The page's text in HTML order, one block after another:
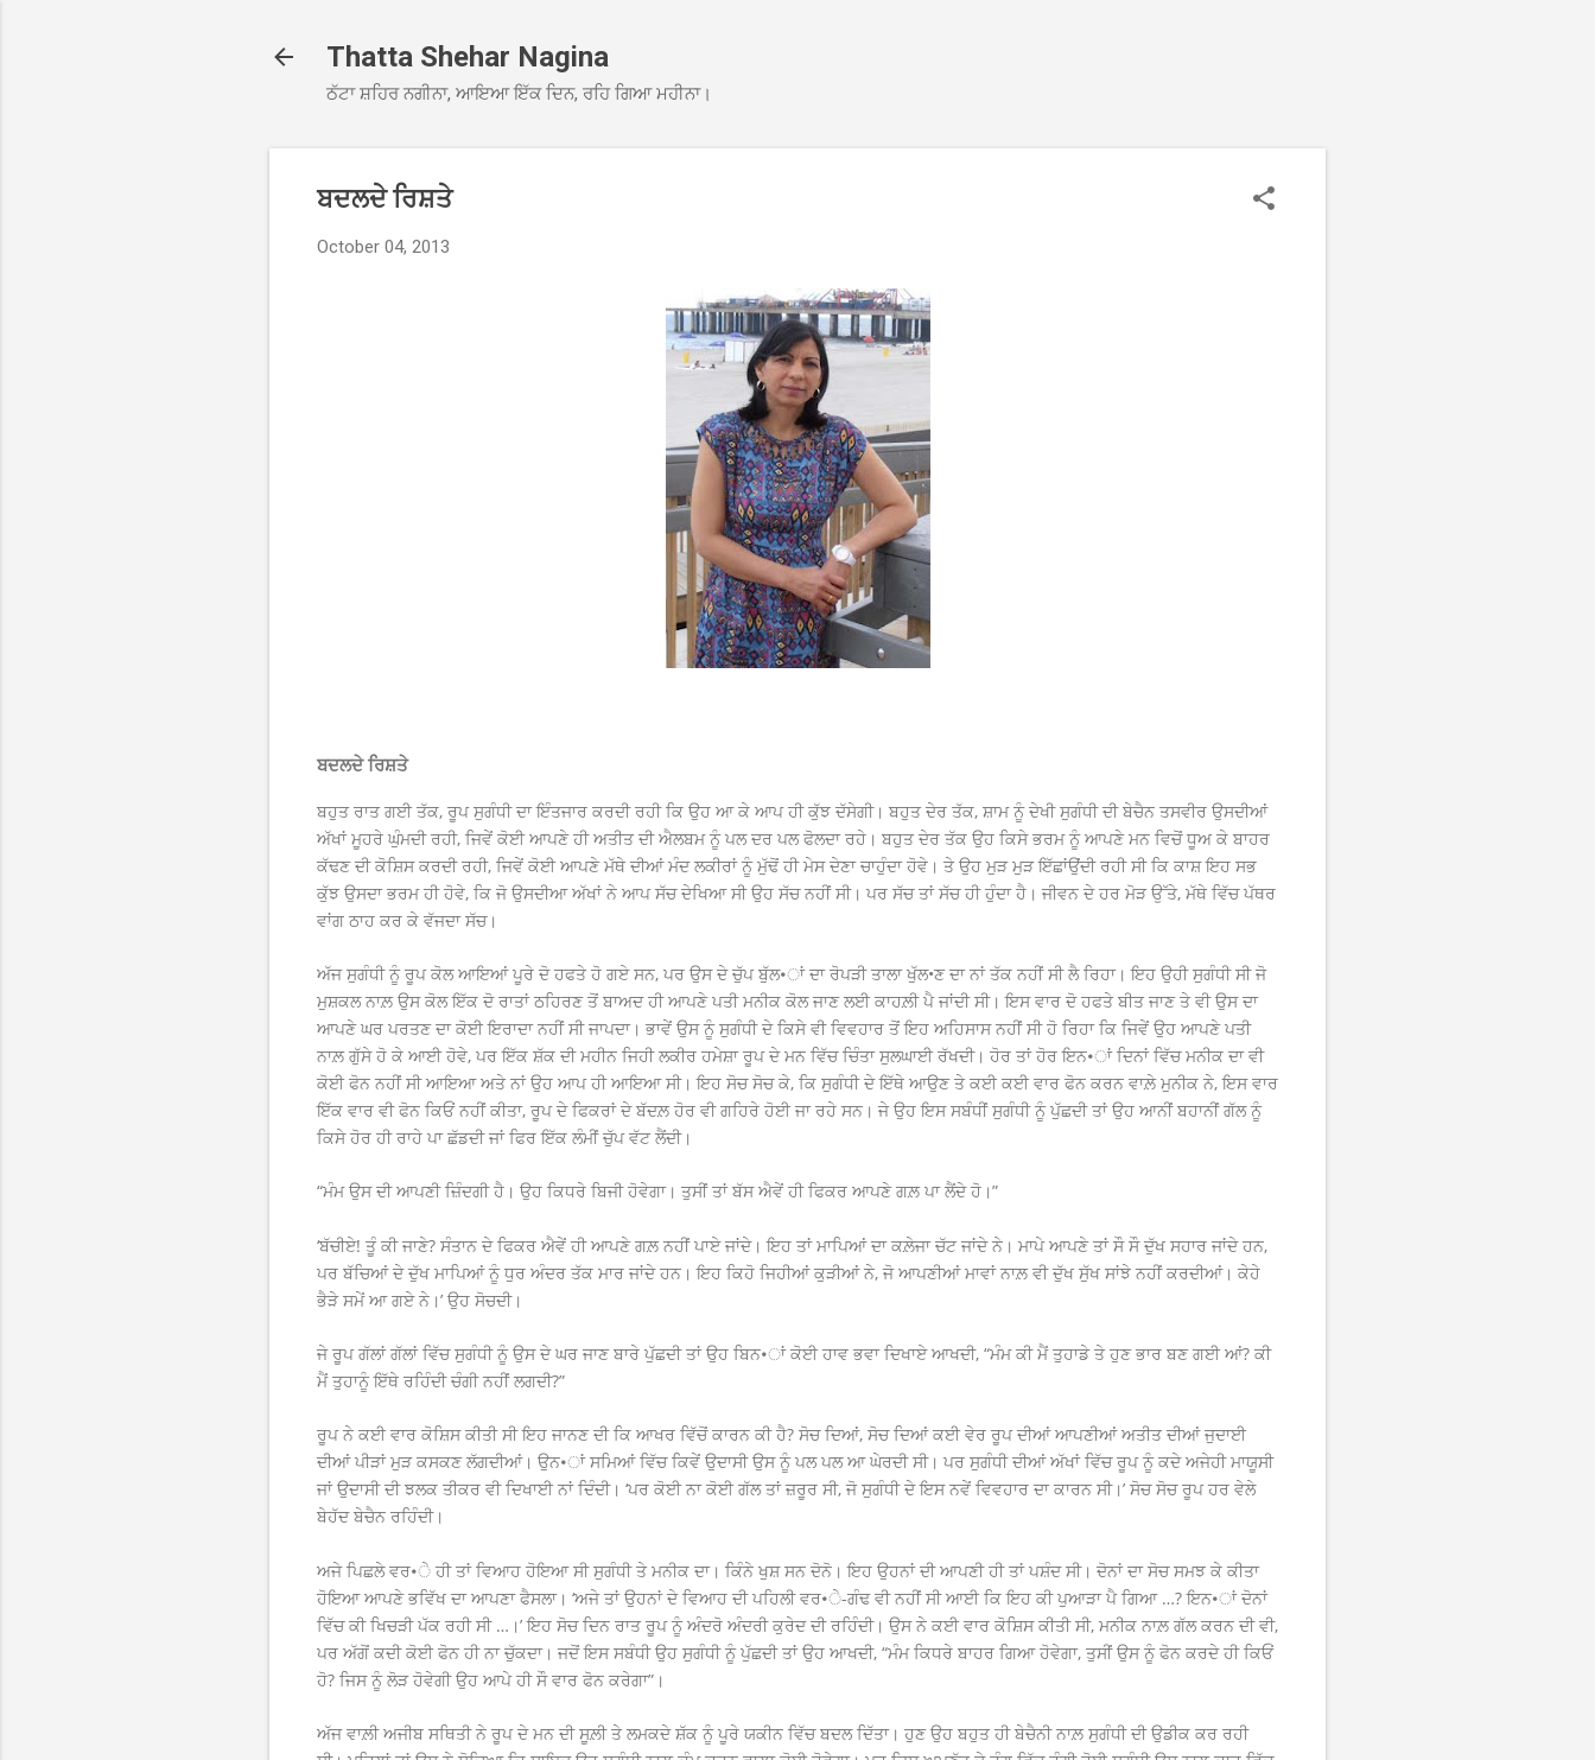
Thatta Shehar Nagina
ਠੱਟਾ ਸ਼ਹਿਰ ਨਗੀਨਾ, ਆਇਆ ਇੱਕ ਦਿਨ, ਰਹਿ ਗਿਆ ਮਹੀਨਾ।
ਬਦਲਦੇ ਰਿਸ਼ਤੇ
October 04, 2013
ਬਦਲਦੇ ਰਿਸ਼ਤੇ
ਬਹੁਤ ਰਾਤ ਗਈ ਤੱਕ, ਰੂਪ ਸੁਗੰਧੀ ਦਾ ਇੰਤਜਾਰ ਕਰਦੀ ਰਹੀ ਕਿ ਉਹ ਆ ਕੇ ਆਪ ਹੀ ਕੁੱਝ ਦੱਸੇਗੀ। ਬਹੁਤ ਦੇਰ ਤੱਕ, ਸ਼ਾਮ ਨੂੰ ਦੇਖੀ ਸੁਗੰਧੀ ਦੀ ਬੇਚੈਨ ਤਸਵੀਰ ਉਸਦੀਆਂ
ਅੱਖਾਂ ਮੂਹਰੇ ਘੁੰਮਦੀ ਰਹੀ, ਜਿਵੇਂ ਕੋਈ ਆਪਣੇ ਹੀ ਅਤੀਤ ਦੀ ਐਲਬਮ ਨੂੰ ਪਲ ਦਰ ਪਲ ਫੋਲਦਾ ਰਹੇ। ਬਹੁਤ ਦੇਰ ਤੱਕ ਉਹ ਕਿਸੇ ਭਰਮ ਨੂੰ ਆਪਣੇ ਮਨ ਵਿਚੋਂ ਧੂਅ ਕੇ ਬਾਹਰ
ਕੱਢਣ ਦੀ ਕੋਸ਼ਿਸ ਕਰਦੀ ਰਹੀ, ਜਿਵੇਂ ਕੋਈ ਆਪਣੇ ਮੱਥੇ ਦੀਆਂ ਮੰਦ ਲਕੀਰਾਂ ਨੂੰ ਮੁੱਢੋਂ ਹੀ ਮੇਸ ਦੇਣਾ ਚਾਹੁੰਦਾ ਹੋਵੇ। ਤੇ ਉਹ ਮੁੜ ਮੁੜ ਇੱਛਾਂਉਂਦੀ ਰਹੀ ਸੀ ਕਿ ਕਾਸ਼ ਇਹ ਸਭ
ਕੁੱਝ ਉਸਦਾ ਭਰਮ ਹੀ ਹੋਵੇ, ਕਿ ਜੋ ਉਸਦੀਆ ਅੱਖਾਂ ਨੇ ਆਪ ਸੱਚ ਦੇਖਿਆ ਸੀ ਉਹ ਸੱਚ ਨਹੀਂ ਸੀ। ਪਰ ਸੱਚ ਤਾਂ ਸੱਚ ਹੀ ਹੁੰਦਾ ਹੈ। ਜੀਵਨ ਦੇ ਹਰ ਮੋੜ ਉੱਤੇ, ਮੱਥੇ ਵਿੱਚ ਪੱਥਰ
ਵਾਂਗ ਠਾਹ ਕਰ ਕੇ ਵੱਜਦਾ ਸੱਚ।
ਅੱਜ ਸੁਗੰਧੀ ਨੂੰ ਰੂਪ ਕੋਲ ਆਇਆਂ ਪੂਰੇ ਦੋ ਹਫਤੇ ਹੋ ਗਏ ਸਨ, ਪਰ ਉਸ ਦੇ ਚੁੱਪ ਬੁੱਲ•ਾਂ ਦਾ ਰੋਪੜੀ ਤਾਲਾ ਖੁੱਲ•ਣ ਦਾ ਨਾਂ ਤੱਕ ਨਹੀਂ ਸੀ ਲੈ ਰਿਹਾ। ਇਹ ਉਹੀ ਸੁਗੰਧੀ ਸੀ ਜੋ
ਮੁਸ਼ਕਲ ਨਾਲ਼ ਉਸ ਕੋਲ ਇੱਕ ਦੋ ਰਾਤਾਂ ਠਹਿਰਣ ਤੋਂ ਬਾਅਦ ਹੀ ਆਪਣੇ ਪਤੀ ਮਨੀਕ ਕੋਲ ਜਾਣ ਲਈ ਕਾਹਲ਼ੀ ਪੈ ਜਾਂਦੀ ਸੀ। ਇਸ ਵਾਰ ਦੋ ਹਫਤੇ ਬੀਤ ਜਾਣ ਤੇ ਵੀ ਉਸ ਦਾ
ਆਪਣੇ ਘਰ ਪਰਤਣ ਦਾ ਕੋਈ ਇਰਾਦਾ ਨਹੀਂ ਸੀ ਜਾਪਦਾ। ਭਾਵੇਂ ਉਸ ਨੂੰ ਸੁਗੰਧੀ ਦੇ ਕਿਸੇ ਵੀ ਵਿਵਹਾਰ ਤੋਂ ਇਹ ਅਹਿਸਾਸ ਨਹੀਂ ਸੀ ਹੋ ਰਿਹਾ ਕਿ ਜਿਵੇਂ ਉਹ ਆਪਣੇ ਪਤੀ
ਨਾਲ਼ ਗੁੱਸੇ ਹੋ ਕੇ ਆਈ ਹੋਵੇ, ਪਰ ਇੱਕ ਸ਼ੱਕ ਦੀ ਮਹੀਨ ਜਿਹੀ ਲਕੀਰ ਹਮੇਸ਼ਾ ਰੂਪ ਦੇ ਮਨ ਵਿੱਚ ਚਿੰਤਾ ਸੁਲਘਾਈ ਰੱਖਦੀ। ਹੋਰ ਤਾਂ ਹੋਰ ਇਨ•ਾਂ ਦਿਨਾਂ ਵਿੱਚ ਮਨੀਕ ਦਾ ਵੀ
ਕੋਈ ਫੋਨ ਨਹੀਂ ਸੀ ਆਇਆ ਅਤੇ ਨਾਂ ਉਹ ਆਪ ਹੀ ਆਇਆ ਸੀ। ਇਹ ਸੋਚ ਸੋਚ ਕੇ, ਕਿ ਸੁਗੰਧੀ ਦੇ ਇੱਥੇ ਆਉਣ ਤੇ ਕਈ ਕਈ ਵਾਰ ਫੋਨ ਕਰਨ ਵਾਲ਼ੇ ਮੁਨੀਕ ਨੇ, ਇਸ ਵਾਰ
ਇੱਕ ਵਾਰ ਵੀ ਫੋਨ ਕਿਓਂ ਨਹੀਂ ਕੀਤਾ, ਰੂਪ ਦੇ ਫਿਕਰਾਂ ਦੇ ਬੱਦਲ਼ ਹੋਰ ਵੀ ਗਹਿਰੇ ਹੋਈ ਜਾ ਰਹੇ ਸਨ। ਜੇ ਉਹ ਇਸ ਸਬੰਧੀਂ ਸੁਗੰਧੀ ਨੂੰ ਪੁੱਛਦੀ ਤਾਂ ਉਹ ਆਨੀਂ ਬਹਾਨੀਂ ਗੱਲ ਨੂੰ
ਕਿਸੇ ਹੋਰ ਹੀ ਰਾਹੇ ਪਾ ਛੱਡਦੀ ਜਾਂ ਫਿਰ ਇੱਕ ਲੰਮੀਂ ਚੁੱਪ ਵੱਟ ਲੈਂਦੀ।
“ਮੰਮ ਉਸ ਦੀ ਆਪਣੀ ਜ਼ਿੰਦਗੀ ਹੈ। ਉਹ ਕਿਧਰੇ ਬਿਜੀ ਹੋਵੇਗਾ। ਤੁਸੀਂ ਤਾਂ ਬੱਸ ਐਵੇਂ ਹੀ ਫਿਕਰ ਆਪਣੇ ਗਲ਼ ਪਾ ਲੈਂਦੇ ਹੋ।”
‘ਬੱਚੀਏ! ਤੂੰ ਕੀ ਜਾਣੇ? ਸੰਤਾਨ ਦੇ ਫਿਕਰ ਐਵੇਂ ਹੀ ਆਪਣੇ ਗਲ਼ ਨਹੀਂ ਪਾਏ ਜਾਂਦੇ। ਇਹ ਤਾਂ ਮਾਪਿਆਂ ਦਾ ਕਲ਼ੇਜਾ ਚੱਟ ਜਾਂਦੇ ਨੇ। ਮਾਪੇ ਆਪਣੇ ਤਾਂ ਸੌ ਸੌ ਦੁੱਖ ਸਹਾਰ ਜਾਂਦੇ ਹਨ,
ਪਰ ਬੱਚਿਆਂ ਦੇ ਦੁੱਖ ਮਾਪਿਆਂ ਨੂੰ ਧੁਰ ਅੰਦਰ ਤੱਕ ਮਾਰ ਜਾਂਦੇ ਹਨ। ਇਹ ਕਿਹੋ ਜਿਹੀਆਂ ਕੁੜੀਆਂ ਨੇ, ਜੋ ਆਪਣੀਆਂ ਮਾਵਾਂ ਨਾਲ਼ ਵੀ ਦੁੱਖ ਸੁੱਖ ਸਾਂਝੇ ਨਹੀਂ ਕਰਦੀਆਂ। ਕੇਹੇ
ਭੈੜੇ ਸਮੇਂ ਆ ਗਏ ਨੇ।’ ਉਹ ਸੋਚਦੀ।
ਜੇ ਰੂਪ ਗੱਲਾਂ ਗੱਲਾਂ ਵਿੱਚ ਸੁਗੰਧੀ ਨੂੰ ਉਸ ਦੇ ਘਰ ਜਾਣ ਬਾਰੇ ਪੁੱਛਦੀ ਤਾਂ ਉਹ ਬਿਨ•ਾਂ ਕੋਈ ਹਾਵ ਭਵਾ ਦਿਖਾਏ ਆਖਦੀ, “ਮੰਮ ਕੀ ਮੈਂ ਤੁਹਾਡੇ ਤੇ ਹੁਣ ਭਾਰ ਬਣ ਗਈ ਆਂ? ਕੀ
ਮੈਂ ਤੁਹਾਨੂੰ ਇੱਥੇ ਰਹਿੰਦੀ ਚੰਗੀ ਨਹੀਂ ਲਗਦੀ?”
ਰੂਪ ਨੇ ਕਈ ਵਾਰ ਕੋਸ਼ਿਸ ਕੀਤੀ ਸੀ ਇਹ ਜਾਨਣ ਦੀ ਕਿ ਆਖਰ ਵਿੱਚੋਂ ਕਾਰਨ ਕੀ ਹੈ? ਸੋਚ ਦਿਆਂ, ਸੋਚ ਦਿਆਂ ਕਈ ਵੇਰ ਰੂਪ ਦੀਆਂ ਆਪਣੀਆਂ ਅਤੀਤ ਦੀਆਂ ਜੁਦਾਈ
ਦੀਆਂ ਪੀੜਾਂ ਮੁੜ ਕਸਕਣ ਲੱਗਦੀਆਂ। ਉਨ•ਾਂ ਸਮਿਆਂ ਵਿੱਚ ਕਿਵੇਂ ਉਦਾਸੀ ਉਸ ਨੂੰ ਪਲ ਪਲ ਆ ਘੇਰਦੀ ਸੀ। ਪਰ ਸੁਗੰਧੀ ਦੀਆਂ ਅੱਖਾਂ ਵਿੱਚ ਰੂਪ ਨੂੰ ਕਦੇ ਅਜੇਹੀ ਮਾਯੂਸੀ
ਜਾਂ ਉਦਾਸੀ ਦੀ ਝਲਕ ਤੀਕਰ ਵੀ ਦਿਖਾਈ ਨਾਂ ਦਿੰਦੀ। ‘ਪਰ ਕੋਈ ਨਾ ਕੋਈ ਗੱਲ ਤਾਂ ਜ਼ਰੂਰ ਸੀ, ਜੋ ਸੁਗੰਧੀ ਦੇ ਇਸ ਨਵੇਂ ਵਿਵਹਾਰ ਦਾ ਕਾਰਨ ਸੀ।’ ਸੋਚ ਸੋਚ ਰੂਪ ਹਰ ਵੇਲੇ
ਬੇਹੱਦ ਬੇਚੈਨ ਰਹਿੰਦੀ।
ਅਜੇ ਪਿਛਲੇ ਵਰ•ੇ ਹੀ ਤਾਂ ਵਿਆਹ ਹੋਇਆ ਸੀ ਸੁਗੰਧੀ ਤੇ ਮਨੀਕ ਦਾ। ਕਿੰਨੇ ਖੁਸ਼ ਸਨ ਦੋਨੋ। ਇਹ ਉਹਨਾਂ ਦੀ ਆਪਣੀ ਹੀ ਤਾਂ ਪਸ਼ੰਦ ਸੀ। ਦੋਨਾਂ ਦਾ ਸੋਚ ਸਮਝ ਕੇ ਕੀਤਾ
ਹੋਇਆ ਆਪਣੇ ਭਵਿੱਖ ਦਾ ਆਪਣਾ ਫੈਸਲਾ। ‘ਅਜੇ ਤਾਂ ਉਹਨਾਂ ਦੇ ਵਿਆਹ ਦੀ ਪਹਿਲੀ ਵਰ•ੇ-ਗੰਢ ਵੀ ਨਹੀਂ ਸੀ ਆਈ ਕਿ ਇਹ ਕੀ ਪੁਆੜਾ ਪੈ ਗਿਆ …? ਇਨ•ਾਂ ਦੋਨਾਂ
ਵਿੱਚ ਕੀ ਖਿਚੜੀ ਪੱਕ ਰਹੀ ਸੀ …।’ ਇਹ ਸੋਚ ਦਿਨ ਰਾਤ ਰੂਪ ਨੂੰ ਅੰਦਰੋ ਅੰਦਰੀ ਕੁਰੇਦ ਦੀ ਰਹਿੰਦੀ। ਉਸ ਨੇ ਕਈ ਵਾਰ ਕੋਸ਼ਿਸ ਕੀਤੀ ਸੀ, ਮਨੀਕ ਨਾਲ਼ ਗੱਲ ਕਰਨ ਦੀ ਵੀ,
ਪਰ ਅੱਗੋਂ ਕਦੀ ਕੋਈ ਫੋਨ ਹੀ ਨਾ ਚੁੱਕਦਾ। ਜਦੋਂ ਇਸ ਸਬੰਧੀ ਉਹ ਸੁਗੰਧੀ ਨੂੰ ਪੁੱਛਦੀ ਤਾਂ ਉਹ ਆਖਦੀ, “ਮੰਮ ਕਿਧਰੇ ਬਾਹਰ ਗਿਆ ਹੋਵੇਗਾ, ਤੁਸੀਂ ਉਸ ਨੂੰ ਫੋਨ ਕਰਦੇ ਹੀ ਕਿਓਂ
ਹੋ? ਜਿਸ ਨੂੰ ਲੋੜ ਹੋਵੇਗੀ ਉਹ ਆਪੇ ਹੀ ਸੌ ਵਾਰ ਫੋਨ ਕਰੇਗਾ”।
ਅੱਜ ਵਾਲ਼ੀ ਅਜੀਬ ਸਥਿਤੀ ਨੇ ਰੂਪ ਦੇ ਮਨ ਦੀ ਸੂਲ਼ੀ ਤੇ ਲਮਕਦੇ ਸ਼ੱਕ ਨੂੰ ਪੂਰੇ ਯਕੀਨ ਵਿੱਚ ਬਦਲ ਦਿੱਤਾ। ਹੁਣ ਉਹ ਬਹੁਤ ਹੀ ਬੇਚੈਨੀ ਨਾਲ਼ ਸੁਗੰਧੀ ਦੀ ਉਡੀਕ ਕਰ ਰਹੀ